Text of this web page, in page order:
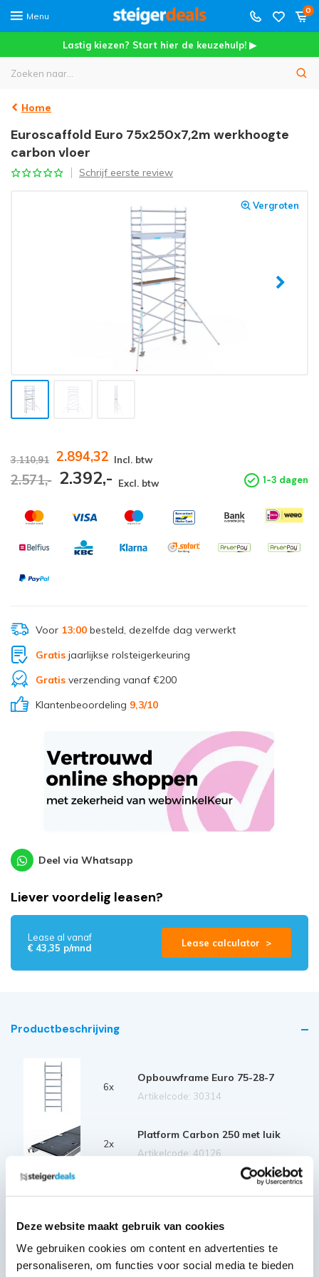
Deze website maakt gebruik van cookies
We gebruiken cookies om content en advertenties te
personaliseren, om functies voor social media te bieden
Menu
0
Lastig kiezen? Start hier de keuzehulp! ▶
Home
Euroscaffold Euro 75x250x7,2m werkhoogte
carbon vloer
Schrijf eerste review
Vergroten
3.110,91 2.894,32 Incl. btw
2.571,- 2.392,- Excl. btw 1-3 dagen
Voor 13:00besteld, dezelfde dag verwerkt
Gratisjaarlijkse rolsteigerkeuring
Gratisverzending vanaf €200
Klantenbeoordeling 9,3/10
Deel via Whatsapp
Liever voordelig leasen?
Lease al vanaf
€ 43,35 p/mnd
Lease calculator >
Productbeschrijving
6x
Opbouwframe Euro 75-28-7
Artikelcode: 30314
2x
Platform Carbon 250 met luik
Artikelcode: 40126
Horizontale schoor 250
Artikelcode: 30322